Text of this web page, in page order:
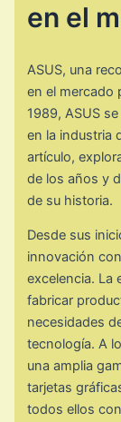
en el
ASUS, una
en el mercado
1989, ASUS
en la industria
artículo,
de los años y
de su historia.
Desde sus
innovación
excelencia. La
fabricar
necesidades
tecnología. A
una amplia
tarjetas
todos ellos